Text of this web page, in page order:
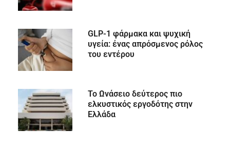
GLP-1 φάρμακα και ψυχική
υγεία: ένας απρόσμενος ρόλος
του εντέρου
Το Ωνάσειο δεύτερος πιο
ελκυστικός εργοδότης στην
Ελλάδα